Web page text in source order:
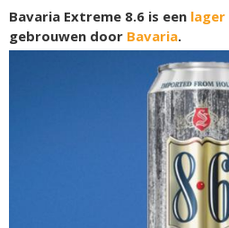
Bavaria Extreme 8.6 is een lager
gebrouwen door Bavaria.